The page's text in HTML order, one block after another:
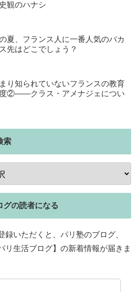
観のハナシ
夏、フランス人に一番人気のバカ
先はどこでしょう？
り知られていないフランスの教育
②――クラス・アメナジェについ
索
グの読者になる
録いただくと、パリ塾のブログ、
リ生活ブログ】の新着情報が届きま